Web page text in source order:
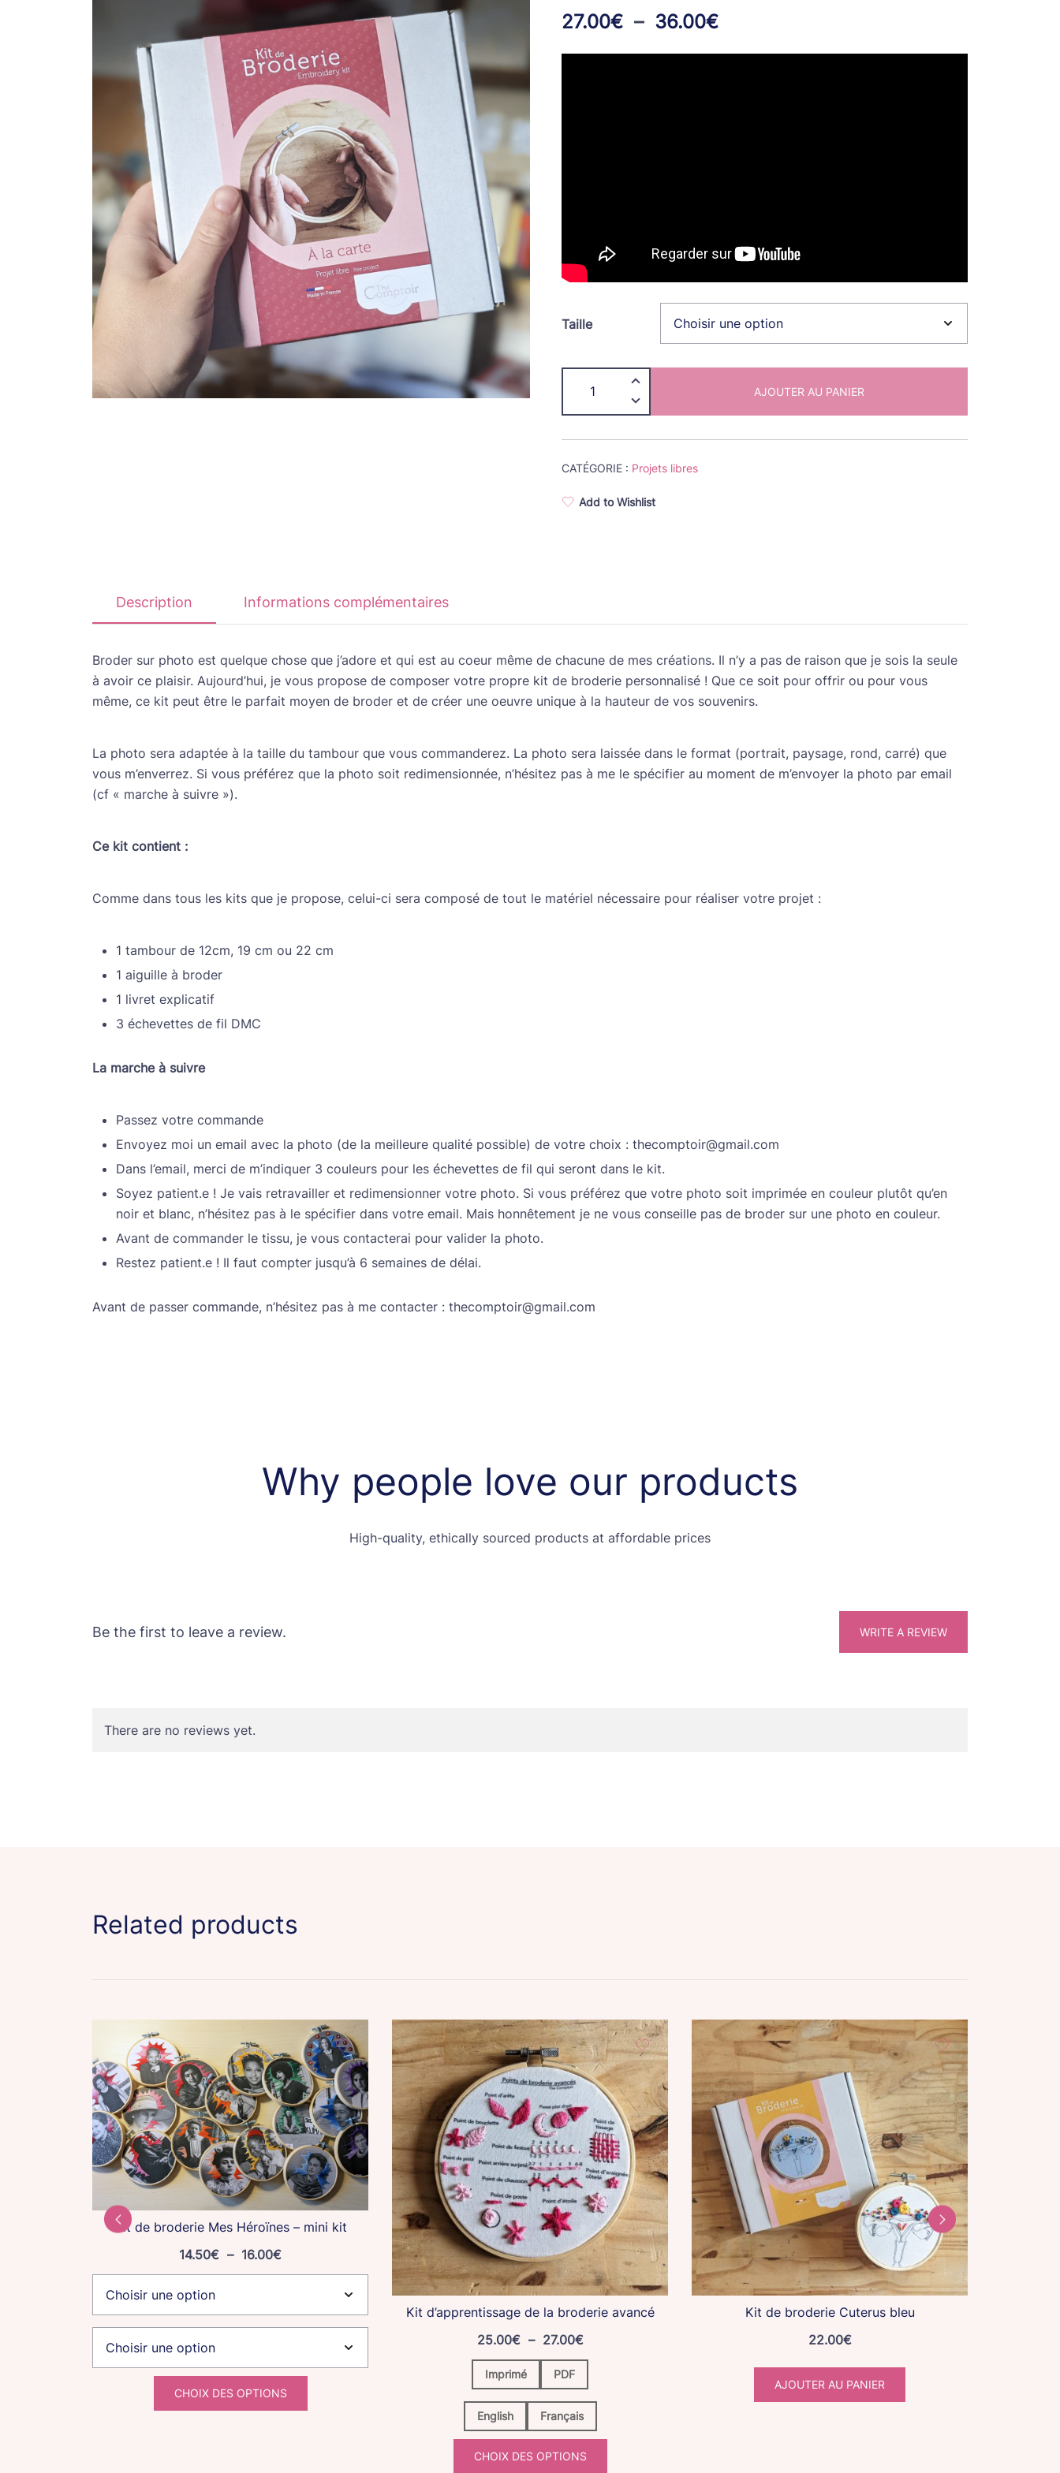
27.00€ – 36.00€Plage
de
Taille
quantité
kit
de
broderie
la
AJOUTER AU PANIER
CATÉGORIE : Projets libres
Add to Wishlist
Description Informations complémentaires
Broder sur photo est quelque chose que j’adore et qui est au coeur même de chacune de mes créations. Il n’y a pas de raison que je sois la seule
à avoir ce plaisir. Aujourd’hui, je vous propose de composer votre propre kit de broderie personnalisé ! Que ce soit pour offrir ou pour vous
même, ce kit peut être le parfait moyen de broder et de créer une oeuvre unique à la hauteur de vos souvenirs.
La photo sera adaptée à la taille du tambour que vous commanderez. La photo sera laissée dans le format (portrait, paysage, rond, carré) que
vous m’enverrez. Si vous préférez que la photo soit redimensionnée, n’hésitez pas à me le spécifier au moment de m’envoyer la photo par email
(cf « marche à suivre »).
Ce kit contient :
Comme dans tous les kits que je propose, celui-ci sera composé de tout le matériel nécessaire pour réaliser votre projet :
1 tambour de 12cm, 19 cm ou 22 cm
1 aiguille à broder
1 livret explicatif
3 échevettes de fil DMC
La marche à suivre
Passez votre commande
Envoyez moi un email avec la photo (de la meilleure qualité possible) de votre choix : thecomptoir@gmail.com
Dans l’email, merci de m’indiquer 3 couleurs pour les échevettes de fil qui seront dans le kit.
Soyez patient.e ! Je vais retravailler et redimensionner votre photo. Si vous préférez que votre photo soit imprimée en couleur plutôt qu’en
noir et blanc, n’hésitez pas à le spécifier dans votre email. Mais honnêtement je ne vous conseille pas de broder sur une photo en couleur.
Avant de commander le tissu, je vous contacterai pour valider la photo.
Restez patient.e ! Il faut compter jusqu’à 6 semaines de délai.
Avant de passer commande, n’hésitez pas à me contacter : thecomptoir@gmail.com
Why people love our products
High-quality, ethically sourced products at affordable prices
Be the first to leave a review. WRITE A REVIEW
There are no reviews yet.
Related products
Kit de broderie Mes Héroïnes – mini kit
14.50€ – 16.00€Plage
de
14.50€
CHOIX DES OPTIONS
Kit d’apprentissage de la broderie avancé
25.00€ – 27.00€Plage
de
25.00€
à
27.00€
Imprimé PDF
English Français
CHOIX DES OPTIONS
Kit de broderie Cuterus bleu
22.00€
AJOUTER AU PANIER